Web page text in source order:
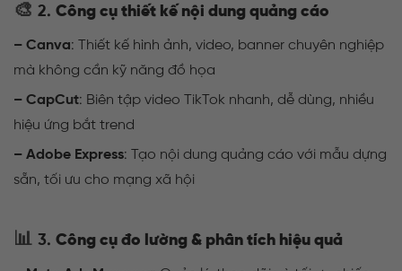
🎨 2. Công cụ thiết kế nội dung quảng cáo
– Canva: Thiết kế hình ảnh, video, banner chuyên nghiệp
mà không cần kỹ năng đồ họa
– CapCut: Biên tập video TikTok nhanh, dễ dùng, nhiều
hiệu ứng bắt trend
– Adobe Express: Tạo nội dung quảng cáo với mẫu dựng
sẵn, tối ưu cho mạng xã hội
📊 3. Công cụ đo lường & phân tích hiệu quả